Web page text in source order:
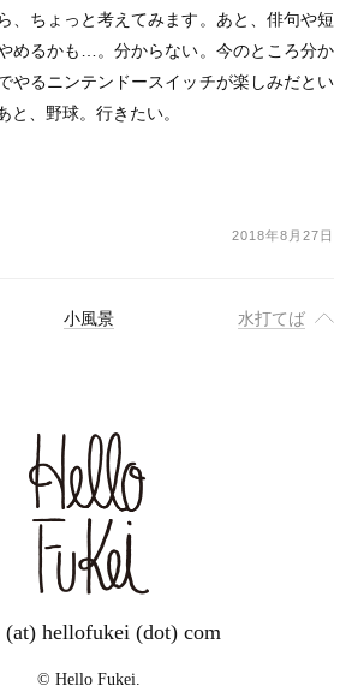
、ちょっと考えてみます。あと、俳句や短
めるかも…。分からない。今のところ分か
やるニンテンドースイッチが楽しみだとい
と、野球。行きたい。
2018年8月27日
小風景 水打てば
(at) hellofukei (dot) com
© Hello Fukei.